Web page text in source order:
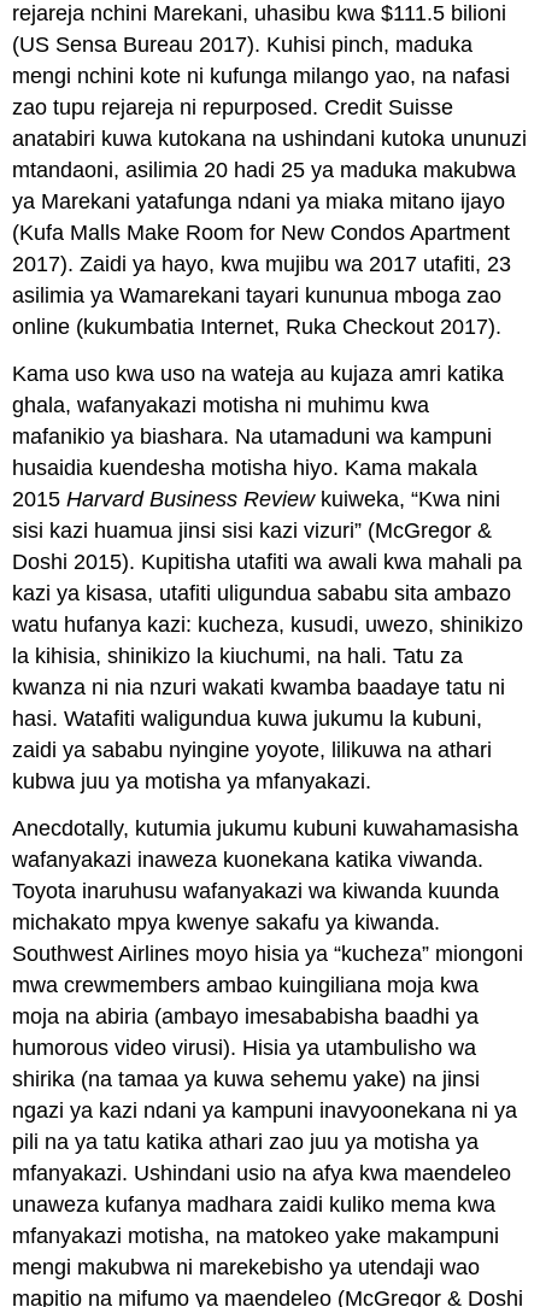
rejareja nchini Marekani, uhasibu kwa $111.5 bilioni
(US Sensa Bureau 2017). Kuhisi pinch, maduka
mengi nchini kote ni kufunga milango yao, na nafasi
zao tupu rejareja ni repurposed. Credit Suisse
anatabiri kuwa kutokana na ushindani kutoka ununuzi
mtandaoni, asilimia 20 hadi 25 ya maduka makubwa
ya Marekani yatafunga ndani ya miaka mitano ijayo
(Kufa Malls Make Room for New Condos Apartment
2017). Zaidi ya hayo, kwa mujibu wa 2017 utafiti, 23
asilimia ya Wamarekani tayari kununua mboga zao
online (kukumbatia Internet, Ruka Checkout 2017).
Kama uso kwa uso na wateja au kujaza amri katika
ghala, wafanyakazi motisha ni muhimu kwa
mafanikio ya biashara. Na utamaduni wa kampuni
husaidia kuendesha motisha hiyo. Kama makala
2015Harvard Business Reviewkuiweka, “Kwa nini
sisi kazi huamua jinsi sisi kazi vizuri” (McGregor &
Doshi 2015). Kupitisha utafiti wa awali kwa mahali pa
kazi ya kisasa, utafiti uligundua sababu sita ambazo
watu hufanya kazi: kucheza, kusudi, uwezo, shinikizo
la kihisia, shinikizo la kiuchumi, na hali. Tatu za
kwanza ni nia nzuri wakati kwamba baadaye tatu ni
hasi. Watafiti waligundua kuwa jukumu la kubuni,
zaidi ya sababu nyingine yoyote, lilikuwa na athari
kubwa juu ya motisha ya mfanyakazi.
Anecdotally, kutumia jukumu kubuni kuwahamasisha
wafanyakazi inaweza kuonekana katika viwanda.
Toyota inaruhusu wafanyakazi wa kiwanda kuunda
michakato mpya kwenye sakafu ya kiwanda.
Southwest Airlines moyo hisia ya “kucheza” miongoni
mwa crewmembers ambao kuingiliana moja kwa
moja na abiria (ambayo imesababisha baadhi ya
humorous video virusi). Hisia ya utambulisho wa
shirika (na tamaa ya kuwa sehemu yake) na jinsi
ngazi ya kazi ndani ya kampuni inavyoonekana ni ya
pili na ya tatu katika athari zao juu ya motisha ya
mfanyakazi. Ushindani usio na afya kwa maendeleo
unaweza kufanya madhara zaidi kuliko mema kwa
mfanyakazi motisha, na matokeo yake makampuni
mengi makubwa ni marekebisho ya utendaji wao
mapitio na mifumo ya maendeleo (McGregor & Doshi